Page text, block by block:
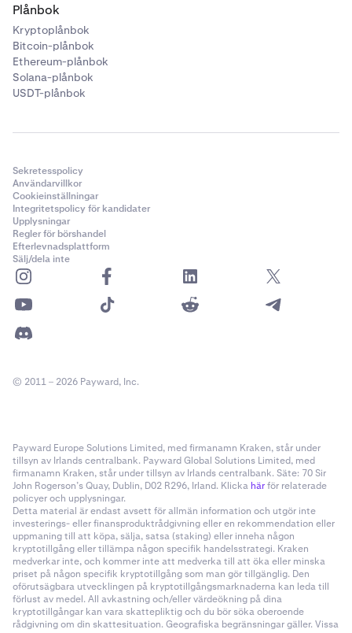
Plånbok
Kryptoplånbok
Bitcoin-plånbok
Ethereum-plånbok
Solana-plånbok
USDT-plånbok
Sekretesspolicy
Användarvillkor
Cookieinställningar
Integritetspolicy för kandidater
Upplysningar
Regler för börshandel
Efterlevnadsplattform
Sälj/dela inte
© 2011 – 2026 Payward, Inc.
Payward Europe Solutions Limited, med firmanamn Kraken, står under
tillsyn av Irlands centralbank. Payward Global Solutions Limited, med
firmanamn Kraken, står under tillsyn av Irlands centralbank. Säte: 70 Sir
John Rogerson’s Quay, Dublin, D02 R296, Irland. Klicka härför relaterade
policyer och upplysningar.
Detta material är endast avsett för allmän information och utgör inte
investerings- eller finansproduktrådgivning eller en rekommendation eller
uppmaning till att köpa, sälja, satsa (staking) eller inneha någon
kryptotillgång eller tillämpa någon specifik handelsstrategi. Kraken
medverkar inte, och kommer inte att medverka till att öka eller minska
priset på någon specifik kryptotillgång som man gör tillgänglig. Den
oförutsägbara utvecklingen på kryptotillgångsmarknaderna kan leda till
förlust av medel. All avkastning och/eller värdeökning på dina
kryptotillgångar kan vara skattepliktig och du bör söka oberoende
rådgivning om din skattesituation. Geografiska begränsningar gäller. Vissa